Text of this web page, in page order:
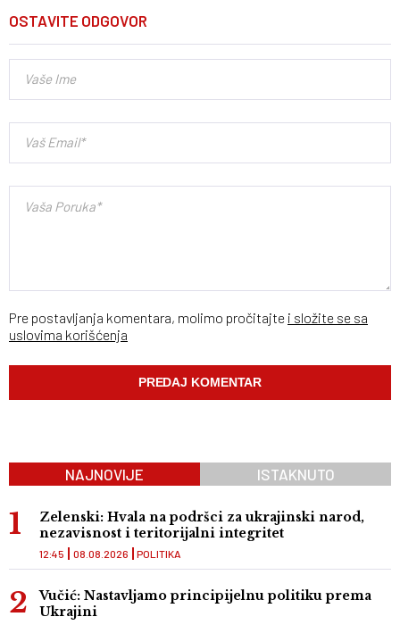
OSTAVITE ODGOVOR
Pre postavljanja komentara, molimo pročitajte i složite se sa
uslovima korišćenja
NAJNOVIJE ISTAKNUTO
Zelenski: Hvala na podršci za ukrajinski narod,
nezavisnost i teritorijalni integritet
POLITIKA
12:45 08.08.2026
Vučić: Nastavljamo principijelnu politiku prema
Ukrajini